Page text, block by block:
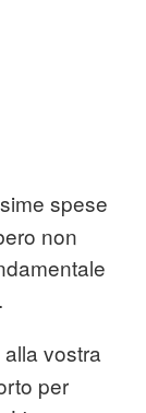
spese
non
vostra
per